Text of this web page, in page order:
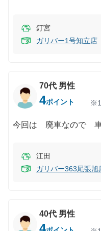
釘宮
ガリバー1号知立店
70代 男性
4ポイント
今回は 廃車なので 車
江田
ガリバー363尾張旭
40代 男性
4